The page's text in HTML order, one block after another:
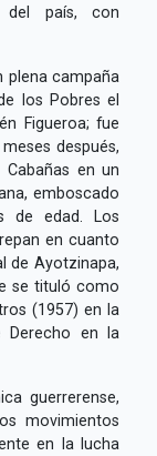
del país, con
plena campaña
los Pobres el
Figueroa; fue
después,
en un
emboscado
de edad. Los
en cuanto
de Ayotzinapa,
se tituló como
(1957) en la
Derecho en la
guerrerense,
movimientos
en la lucha